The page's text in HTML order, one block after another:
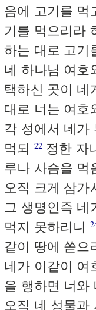
음에 고기를 먹
기를 먹으리라
하는 대로 고
네 하나님 여호
택하신 곳이 네
대로 너는 여호
각 성에서 네가
먹되 22 정한 자
루나 사슴을 먹
오직 크게 삼가
그 생명인즉 네
먹지 못하리니
같이 땅에 쏟
네가 이같이 여
을 행하면 너
오직 네 성물과